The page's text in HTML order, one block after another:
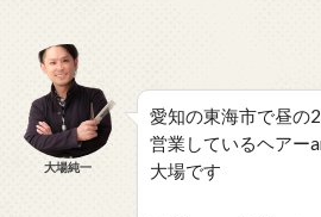
大場純一
愛知の東海市で昼の
営業しているヘア
大場です